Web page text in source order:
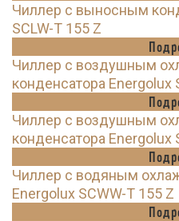
Чиллер с выносным
SCLW-T 155 Z
Чиллер с воздушным
конденсатора Energolux
Чиллер с воздушным
конденсатора Energolux
Чиллер с водяным
Energolux SCWW-T 155 Z